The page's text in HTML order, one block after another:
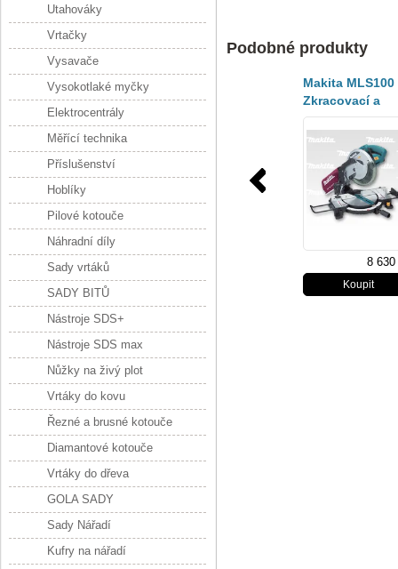
Podobné produkty
Makita MLS100
Zkracovací a
pokosová pila
8
Utahováky
Vrtačky
Vysavače
Vysokotlaké myčky
Elektrocentrály
Měřící technika
Příslušenství
Hoblíky
Pilové kotouče
Náhradní díly
Sady vrtáků
SADY BITŮ
Nástroje SDS+
Nástroje SDS max
Nůžky na živý plot
Vrtáky do kovu
Řezné a brusné kotouče
Diamantové kotouče
Vrtáky do dřeva
GOLA SADY
Sady Nářadí
Kufry na nářadí